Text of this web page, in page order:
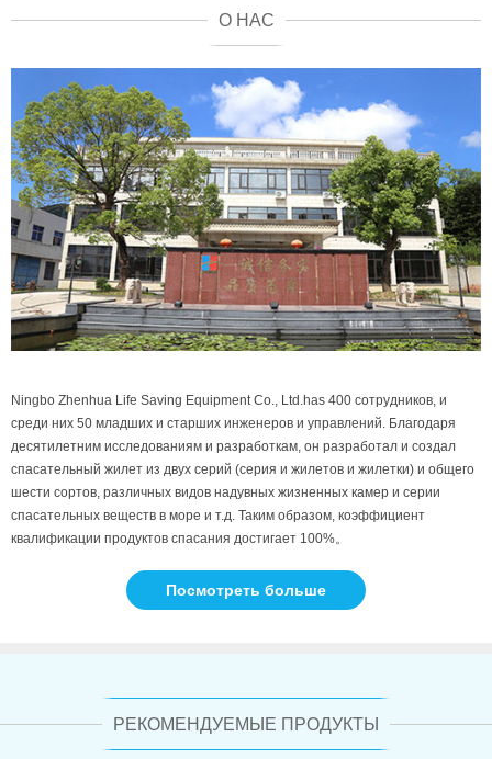
О НАС
Ningbo Zhenhua Life Saving Equipment Co., Ltd.has 400 сотрудников, и
среди них 50 младших и старших инженеров и управлений. Благодаря
десятилетним исследованиям и разработкам, он разработал и создал
спасательный жилет из двух серий (серия и жилетов и жилетки) и общего
шести сортов, различных видов надувных жизненных камер и серии
спасательных веществ в море и т.д. Таким образом, коэффициент
квалификации продуктов спасания достигает 100%。
Посмотреть больше
РЕКОМЕНДУЕМЫЕ ПРОДУКТЫ